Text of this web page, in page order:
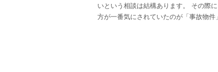
いという相談は結構あります。 その際
方が一番気にされていたのが「事故物件